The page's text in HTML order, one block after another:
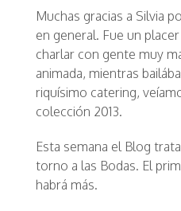
Muchas gracias a Silvia
en general. Fue un
charlar con gente muy
animada, mientras
riquísimo catering,
colección 2013.
Esta semana el Blog
torno a las Bodas. El
habrá más.